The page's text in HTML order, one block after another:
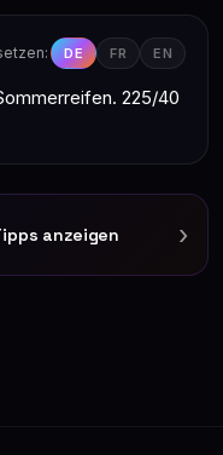
DE FR EN
225/40
anzeigen ›